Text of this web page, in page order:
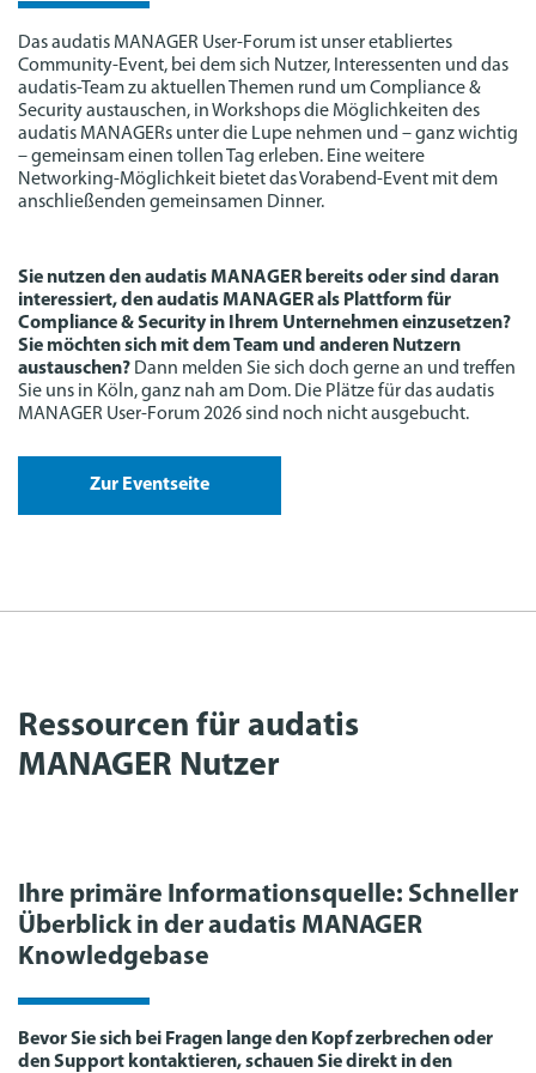
Das audatis MANAGER User-Forum ist unser etabliertes
Community-Event, bei dem sich Nutzer, Interessenten und das
audatis-Team zu aktuellen Themen rund um Compliance &
Security austauschen, in Workshops die Möglichkeiten des
audatis MANAGERs unter die Lupe nehmen und – ganz wichtig
– gemeinsam einen tollen Tag erleben. Eine weitere
Networking-Möglichkeit bietet das Vorabend-Event mit dem
anschließenden gemeinsamen Dinner.
Sie nutzen den audatis MANAGER bereits oder sind daran
interessiert, den audatis MANAGER als Plattform für
Compliance & Security in Ihrem Unternehmen einzusetzen?
Sie möchten sich mit dem Team und anderen Nutzern
austauschen? Dann melden Sie sich doch gerne an und treffen
Sie uns in Köln, ganz nah am Dom. Die Plätze für das audatis
MANAGER User-Forum 2026 sind noch nicht ausgebucht.
Zur Eventseite
Ressourcen für audatis
MANAGER Nutzer
Ihre primäre Informationsquelle: Schneller
Überblick in der audatis MANAGER
Knowledgebase
Bevor Sie sich bei Fragen lange den Kopf zerbrechen oder
den Support kontaktieren, schauen Sie direkt in den